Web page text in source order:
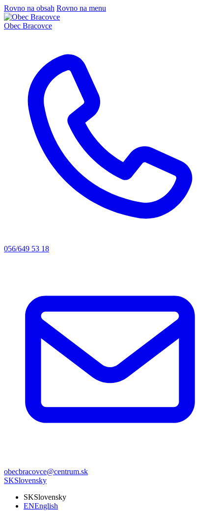
Rovno na obsah Rovno na menu
Obec Bracovce
056/649 53 18
obecbracovce@centrum.sk
SKSlovensky
SKSlovensky
ENEnglish